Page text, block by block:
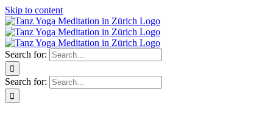
Skip to content
Search for:
Search for: